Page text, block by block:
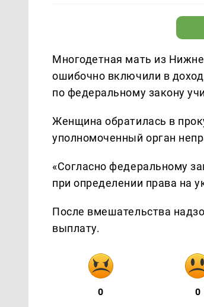
Многодетная мать из
ошибочно включили в
по федеральному закону
Женщина обратилась в
уполномоченный орган
«Согласно федеральному
при определении права на
После вмешательства
выплату.
0 0